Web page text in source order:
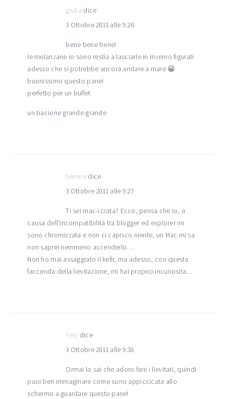
giulia dice
3 Ottobre 2011 alle 9:26
bene bene bene!
le melanzane io sono restìa a lasciarle in inverno figurati
adesso che si potrebbe ancora andare a mare 😀
buonissimo questo pane!
perfetto per un buffet
un bacione grande grande
Serena dice
3 Ottobre 2011 alle 9:27
Ti sei mac-izzata? Ecco, pensa che io, a
causa dell’incompatibilità tra blogger ed explorer mi
sono chromizzata e non ci capisco niente, un Mac mi sa
non saprei nemmeno accenderlo…
Non ho mai assaggiato il kefir, ma adesso, con questa
faccenda della lievitazione, mi hai proprio incuriosita…
Tery dice
3 Ottobre 2011 alle 9:38
Ormai lo sai che adoro fare i lievitati, quindi
puoi ben immaginare come sono appiccicata allo
schermo a guardare questo pane!